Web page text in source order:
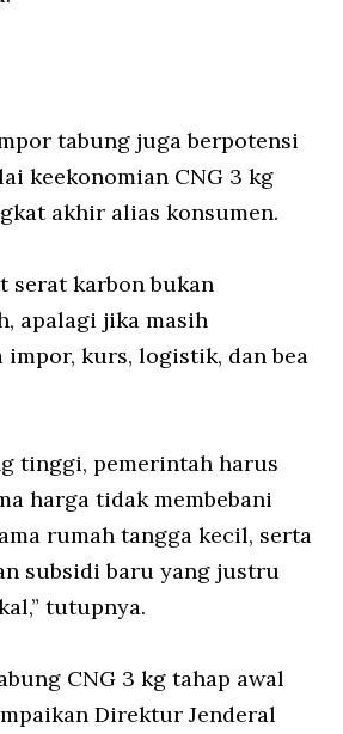
tabung juga berpotensi
keekonomian CNG 3 kg
akhir alias konsumen.
serat karbon bukan
apalagi jika masih
impor, kurs, logistik, dan bea
tinggi, pemerintah harus
harga tidak membebani
rumah tangga kecil, serta
subsidi baru yang justru
tutupnya.
CNG 3 kg tahap awal
Direktur Jenderal